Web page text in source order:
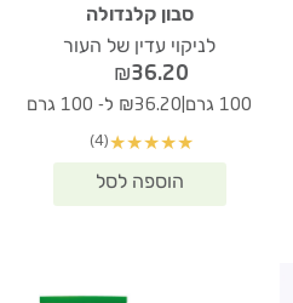
סבון קלנדולה
לניקוי עדין של העור
₪36.20
100 גרם ₪36.20 ל- 100 גרם
★
★
★
★
★
(4)